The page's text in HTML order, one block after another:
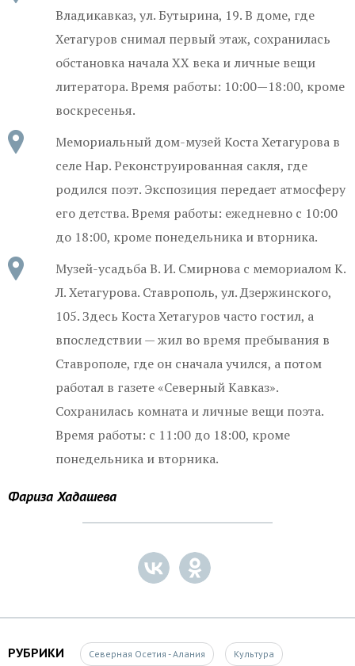
Владикавказ, ул. Бутырина, 19. В доме, где
Хетагуров снимал первый этаж, сохранилась
обстановка начала XX века и личные вещи
литератора. Время работы: 10:00—18:00, кроме
воскресенья.
Мемориальный дом-музей Коста Хетагурова в
селе Нар. Реконструированная сакля, где
родился поэт. Экспозиция передает атмосферу
его детства. Время работы: ежедневно с 10:00
до 18:00, кроме понедельника и вторника.
Музей-усадьба В. И. Смирнова с мемориалом К.
Л. Хетагурова. Ставрополь, ул. Дзержинского,
105. Здесь Коста Хетагуров часто гостил, а
впоследствии — жил во время пребывания в
Ставрополе, где он сначала учился, а потом
работал в газете «Северный Кавказ».
Сохранилась комната и личные вещи поэта.
Время работы: с 11:00 до 18:00, кроме
понедельника и вторника.
Фариза Хадашева
РУБРИКИ Северная Осетия - Алания Культура